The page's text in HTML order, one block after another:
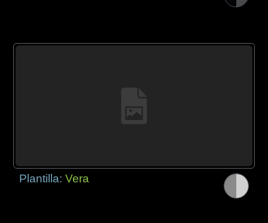
Plantilla:Vera